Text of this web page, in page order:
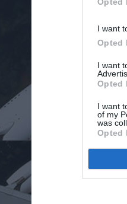
I want
Opted
I want
Opted
I want
of my
was
Opted